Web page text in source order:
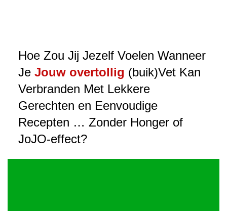
Hoe Zou Jij Jezelf Voelen Wanneer
Je Jouw overtollig (buik)Vet Kan
Verbranden Met Lekkere
Gerechten en Eenvoudige
Recepten … Zonder Honger of
JoJO-effect?